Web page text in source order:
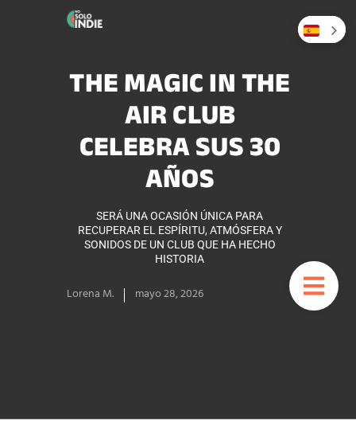
THE MAGIC IN THE
AIR CLUB
CELEBRA SUS 30
AÑOS
SERÁ UNA OCASIÓN ÚNICA PARA
RECUPERAR EL ESPÍRITU, ATMÓSFERA Y
SONIDOS DE UN CLUB QUE HA HECHO
HISTORIA
Lorena M. mayo 28, 2026